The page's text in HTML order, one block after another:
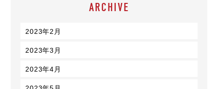
ARCHIVE
2023年2月
2023年3月
2023年4月